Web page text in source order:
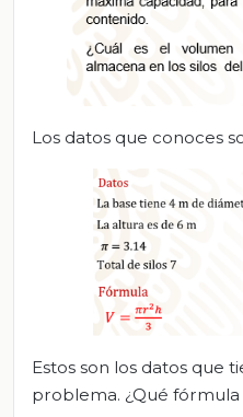
Los datos que conoces
Estos son los datos que
problema. ¿Qué fórmula